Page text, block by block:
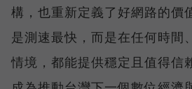
構，也重新定義了好網路的價
是測速最快，而是在任何時間
情境，都能提供穩定且值得信